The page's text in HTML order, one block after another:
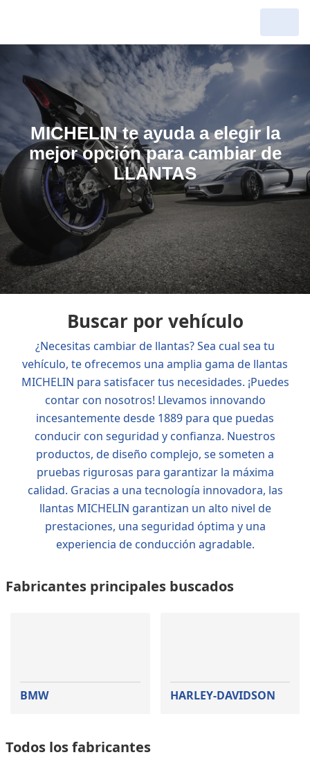
MICHELIN te ayuda a elegir la
mejor opción para cambiar de
LLANTAS
Buscar por vehículo
¿Necesitas cambiar de llantas? Sea cual sea tu
vehículo, te ofrecemos una amplia gama de llantas
MICHELIN para satisfacer tus necesidades. ¡Puedes
contar con nosotros! Llevamos innovando
incesantemente desde 1889 para que puedas
conducir con seguridad y confianza. Nuestros
productos, de diseño complejo, se someten a
pruebas rigurosas para garantizar la máxima
calidad. Gracias a una tecnología innovadora, las
llantas MICHELIN garantizan un alto nivel de
prestaciones, una seguridad óptima y una
experiencia de conducción agradable.
Fabricantes principales buscados
BMW HARLEY-DAVIDSON
Todos los fabricantes